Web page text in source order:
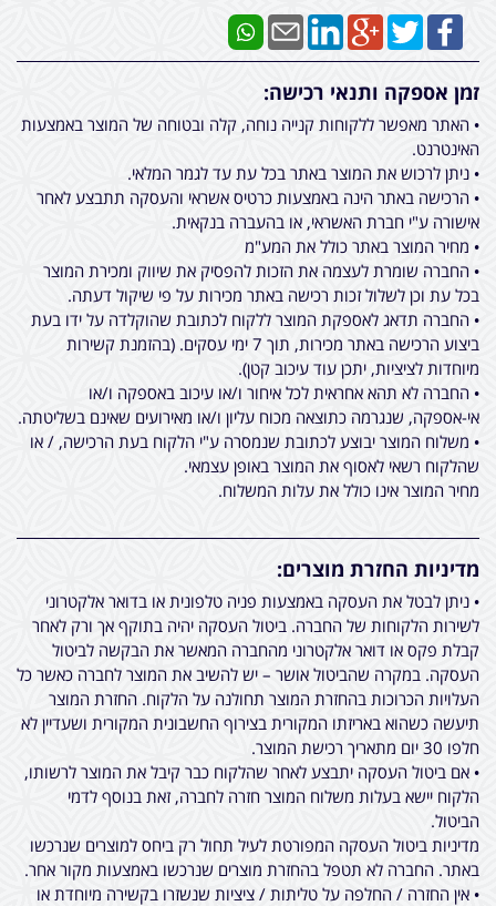
זמן אספקה ותנאי רכישה:
• האתר מאפשר ללקוחות קנייה נוחה, קלה ובטוחה של המוצר באמצעות
האינטרנט.
• ניתן לרכוש את המוצר באתר בכל עת עד לגמר המלאי.
• הרכישה באתר הינה באמצעות כרטיס אשראי והעסקה תתבצע לאחר
אישורה ע"י חברת האשראי, או בהעברה בנקאית.
• מחיר המוצר באתר כולל את המע"מ
• החברה שומרת לעצמה את הזכות להפסיק את שיווק ומכירת המוצר
בכל עת וכן לשלול זכות רכישה באתר מכירות על פי שיקול דעתה.
• החברה תדאג לאספקת המוצר ללקוח לכתובת שהוקלדה על ידו בעת
ביצוע הרכישה באתר מכירות, תוך 7 ימי עסקים. (בהזמנת קשירות
מיוחדות לציציות, יתכן עוד עיכוב קטן).
• החברה לא תהא אחראית לכל איחור ו/או עיכוב באספקה ו/או
אי-אספקה, שנגרמה כתוצאה מכוח עליון ו/או מאירועים שאינם בשליטתה.
• משלוח המוצר יבוצע לכתובת שנמסרה ע"י הלקוח בעת הרכישה, / או
שהלקוח רשאי לאסוף את המוצר באופן עצמאי.
מחיר המוצר אינו כולל את עלות המשלוח.
מדיניות החזרת מוצרים:
• ניתן לבטל את העסקה באמצעות פניה טלפונית או בדואר אלקטרוני
לשירות הלקוחות של החברה. ביטול העסקה יהיה בתוקף אך ורק לאחר
קבלת פקס או דואר אלקטרוני מהחברה המאשר את הבקשה לביטול
העסקה. במקרה שהביטול אושר – יש להשיב את המוצר לחברה כאשר כל
העלויות הכרוכות בהחזרת המוצר תחולנה על הלקוח. החזרת המוצר
תיעשה כשהוא באריזתו המקורית בצירוף החשבונית המקורית ושעדיין לא
חלפו 30 יום מתאריך רכישת המוצר.
• אם ביטול העסקה יתבצע לאחר שהלקוח כבר קיבל את המוצר לרשותו,
הלקוח יישא בעלות משלוח המוצר חזרה לחברה, זאת בנוסף לדמי
הביטול.
מדיניות ביטול העסקה המפורטת לעיל תחול רק ביחס למוצרים שנרכשו
באתר. החברה לא תטפל בהחזרת מוצרים שנרכשו באמצעות מקור אחר.
• אין החזרה / החלפה על טליתות / ציציות שנשזרו בקשירה מיוחדת או